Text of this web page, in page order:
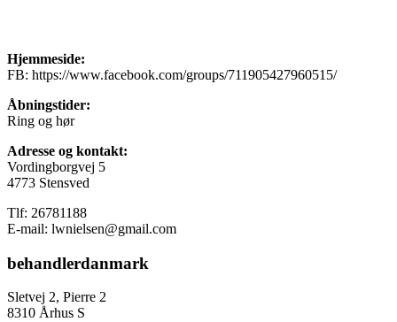
Hjemmeside:
FB: https://www.facebook.com/groups/711905427960515/
Åbningstider:
Ring og hør
Adresse og kontakt:
Vordingborgvej 5
4773 Stensved
Tlf: 26781188
E-mail: lwnielsen@gmail.com
behandlerdanmark
Sletvej 2, Pierre 2
8310 Århus S